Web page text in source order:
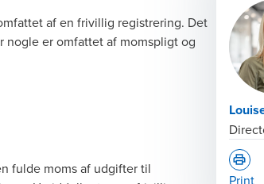
af en frivillig registrering. Det
nogle er omfattet af momspligt og
fulde moms af udgifter til
Print